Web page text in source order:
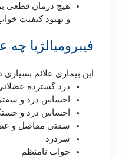
هیچ درمان قطعی
و بهبود کیفیت
فیبرومیالژیا چه
این بیماری علائم
درد گسترده
احساس درد و
احساس درد و
سفتی مفاصل و
سردرد
خواب نامنظم